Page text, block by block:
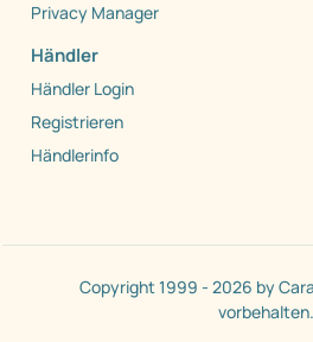
Privacy Manager
Händler
Händler Login
Registrieren
Händlerinfo
Copyright 1999 - 2026 by
vorbehalten.